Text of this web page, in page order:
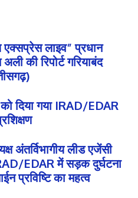
लाइव” प्रधान
की रिपोर्ट गरियाबंद
को दिया गया IRAD/EDAR
अंतर्विभागीय लीड एजेंसी
EDAR में सड़क दुर्घटना
प्रविष्टि का महत्व